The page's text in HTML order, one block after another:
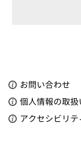
お問い合わせ
個人情報の取扱
アクセシビリテ